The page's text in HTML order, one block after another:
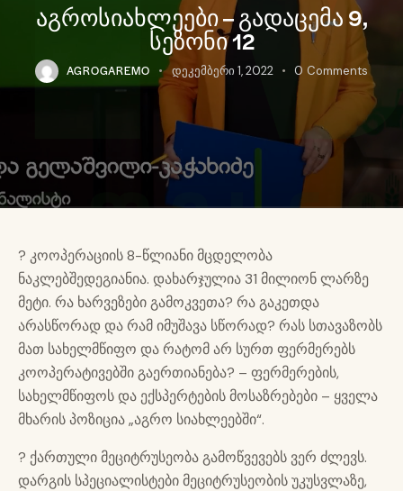
აგროსიახლეები – გადაცემა 9,
სეზონი 12
AGROGAREMO დეკემბერი 1, 2022 0 Comments
? კოოპერაციის 8-წლიანი მცდელობა
ნაკლებშედეგიანია. დახარჯულია 31 მილიონ ლარზე
მეტი. რა ხარვეზები გამოკვეთა? რა გაკეთდა
არასწორად და რამ იმუშავა სწორად? რას სთავაზობს
მათ სახელმწიფო და რატომ არ სურთ ფერმერებს
კოოპერატივებში გაერთიანება? – ფერმერების,
სახელმწიფოს და ექსპერტების მოსაზრებები – ყველა
მხარის პოზიცია „აგრო სიახლეებში“.
? ქართული მეციტრუსეობა გამოწვევებს ვერ ძლევს.
დარგის სპეციალისტები მეციტრუსეობის უკუსვლაზე,